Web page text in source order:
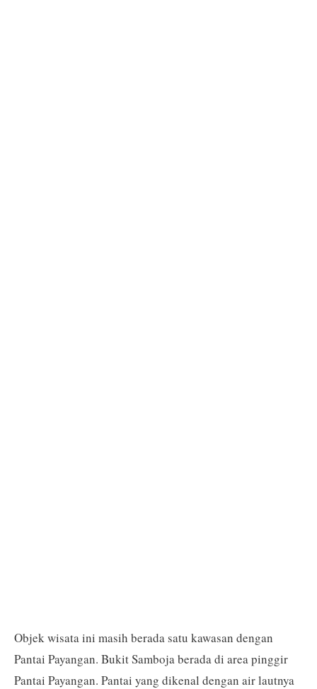
Objek wisata ini masih berada satu kawasan dengan
Pantai Payangan. Bukit Samboja berada di area pinggir
Pantai Payangan. Pantai yang dikenal dengan air lautnya